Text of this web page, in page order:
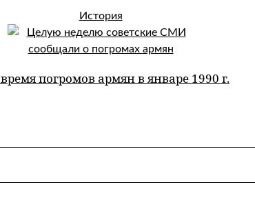
История
погромов армян в январе 1990 г.